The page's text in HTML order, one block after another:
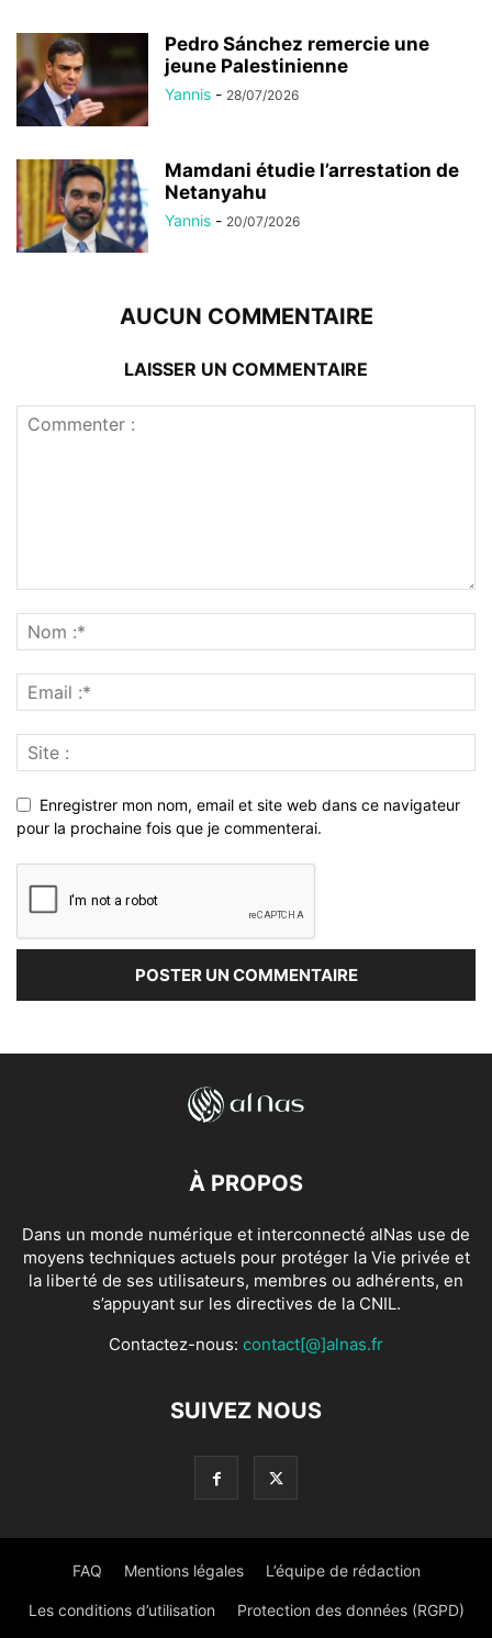
Pedro Sánchez remercie une
jeune Palestinienne
Yannis - 28/07/2026
Mamdani étudie l’arrestation de
Netanyahu
Yannis - 20/07/2026
AUCUN COMMENTAIRE
LAISSER UN COMMENTAIRE
Enregistrer mon nom, email et site web dans ce navigateur
pour la prochaine fois que je commenterai.
À PROPOS
Dans un monde numérique et interconnecté alNas use de
moyens techniques actuels pour protéger la Vie privée et
la liberté de ses utilisateurs, membres ou adhérents, en
s’appuyant sur les directives de la CNIL.
Contactez-nous: contact[@]alnas.fr
SUIVEZ NOUS
FAQ Mentions légales L’équipe de rédaction
Les conditions d’utilisation Protection des données (RGPD)